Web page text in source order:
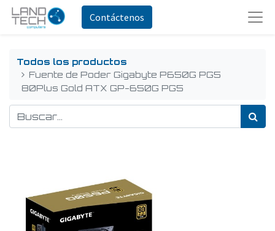
Contáctenos
Todos los productos
Fuente de Poder Gigabyte P650G PG5
80Plus Gold ATX GP-650G PG5